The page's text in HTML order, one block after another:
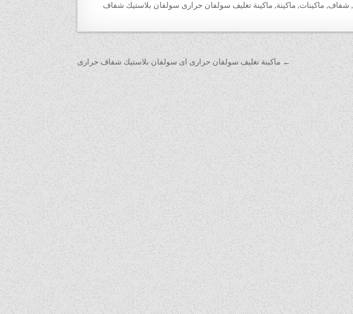
, شفاف, ماكينات, ماكينة, ماكينة تغليف سولفان حرارى سولفان بلاستيك شفاف
← ماكينة تغليف سولفان حرارى اى سولفان بلاستيك شفاف حرارى